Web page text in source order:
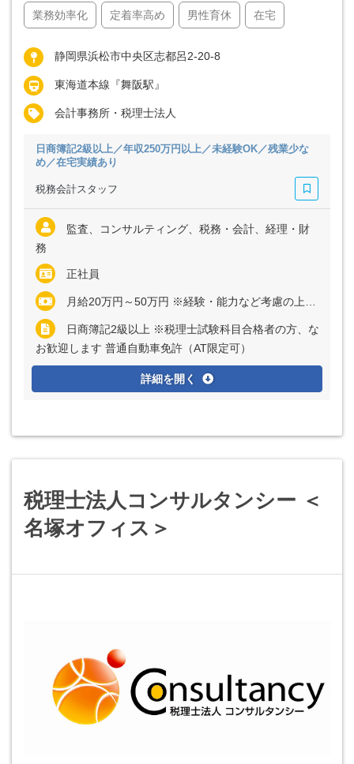
業務効率化 定着率高め 男性育休 在宅
静岡県浜松市中央区志都呂2-20-8
東海道本線『舞阪駅』
会計事務所・税理士法人
日商簿記2級以上／年収250万円以上／未経験OK／残業少な
め／在宅実績あり
税務会計スタッフ
監査、コンサルティング、税務・会計、経理・財
務
正社員
月給20万円～50万円 ※経験・能力など考慮の上、決定いたします ※残業代は全額支給
日商簿記2級以上 ※税理士試験科目合格者の方、な
お歓迎します 普通自動車免許（AT限定可）
詳細を開く
税理士法人コンサルタンシー ＜
名塚オフィス＞